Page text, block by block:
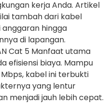
kerja Anda. Artikel
tambah dari kabel
anggaran hingga
di lapangan.
Cat 5 Manfaat utama
efisiensi biaya. Mampu
kabel ini terbukti
yang lentur
menjadi jauh lebih cepat.